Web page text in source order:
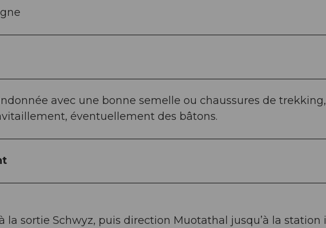
avec une bonne semelle ou chaussures de
éventuellement des bâtons.
la sortie Schwyz, puis direction Muotathal jusqu’à la station